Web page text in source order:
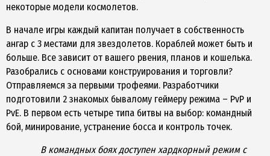
некоторые модели космолетов.
В начале игры каждый капитан получает в собственность
ангар с 3 местами для звездолетов. Кораблей может быть и
больше. Все зависит от вашего рвения, планов и кошелька.
Разобрались с основами конструирования и торговли?
Отправляемся за первыми трофеями. Разработчики
подготовили 2 знакомых бывалому геймеру режима – PvP и
PvE. В первом есть четыре типа битвы на выбор: командный
бой, минирование, устранение босса и контроль точек.
В командных боях доступен хардкорный режим с